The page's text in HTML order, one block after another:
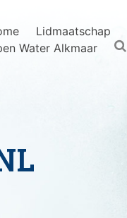
Lidmaatschap
Water Alkmaar